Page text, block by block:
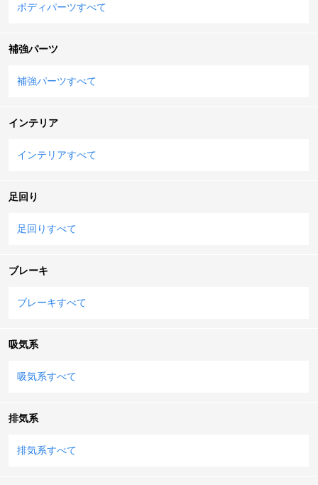
ボディパーツすべて
補強パーツ
補強パーツすべて
インテリア
インテリアすべて
足回り
足回りすべて
ブレーキ
ブレーキすべて
吸気系
吸気系すべて
排気系
排気系すべて